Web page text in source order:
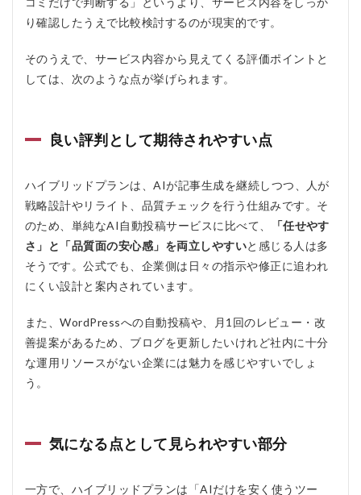
して
見ら
れや
部分
2
ミ
ス
ト
ハ
イ
ブ
ッ
と
は
2.1
で運
用で
2.2
り確認したうえで比較検討するのが現実的です。
そのうえで、サービス内容から見えてくる評価ポイントと
しては、次のような点が挙げられます。
良い評判として期待されやすい点
ハイブリッドプランは、AIが記事生成を継続しつつ、人が
戦略設計やリライト、品質チェックを行う仕組みです。そ
のため、単純なAI自動投稿サービスに比べて、
「任せやす
さ」と「品質面の安心感」を両立しやすいと感じる人は多
そうです。公式でも、企業側は日々の指示や修正に追われ
にくい設計と案内されています。
また、WordPressへの自動投稿や、月1回のレビュー・改
善提案があるため、ブログを更新したいけれど社内に十分
な運用リソースがない企業には魅力を感じやすいでしょ
う。
気になる点として見られやすい部分
一方で、ハイブリッドプランは「AIだけを安く使うツー